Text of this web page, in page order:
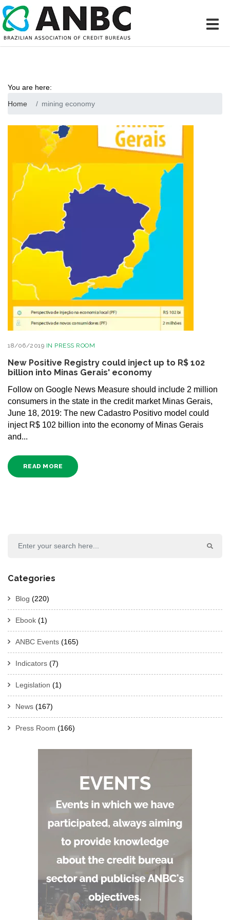
You are here:
Home
mining economy
18/06/2019 IN PRESS ROOM
New Positive Registry could inject up to R$ 102
billion into Minas Gerais' economy
Follow on Google News Measure should include 2 million
consumers in the state in the credit market Minas Gerais,
June 18, 2019: The new Cadastro Positivo model could
inject R$ 102 billion into the economy of Minas Gerais
and...
READ MORE
Categories
Blog (220)
Ebook (1)
ANBC Events (165)
Indicators (7)
Legislation (1)
News (167)
Press Room (166)